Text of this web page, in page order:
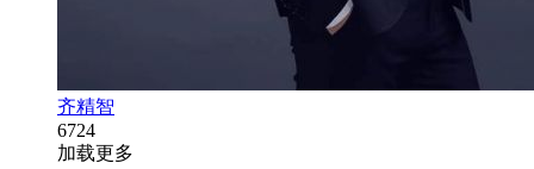
齐精智
6724
加载更多